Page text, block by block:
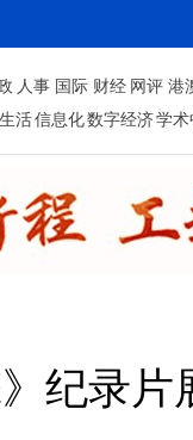
人事 国际 财经 网评 港
活信息化数字经济学术
纪录片